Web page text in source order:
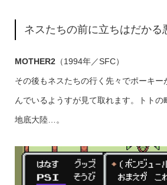
ネスたちの前に立ちはだかる
MOTHER2（1994年／SFC）
その後もネスたちの行く先々でポーキー
んでいるようすが見て取れます。トトの
地底大陸…。